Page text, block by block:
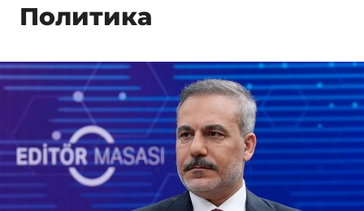
Политика